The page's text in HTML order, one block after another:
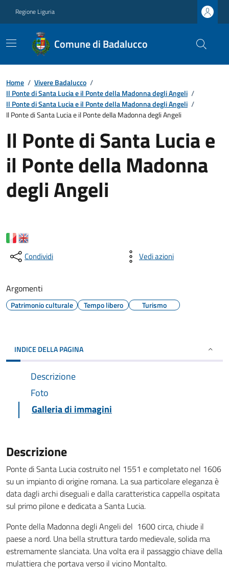
Regione Liguria
Comune di Badalucco
Home / Vivere Badalucco /
Il Ponte di Santa Lucia e il Ponte della Madonna degli Angeli /
Il Ponte di Santa Lucia e il Ponte della Madonna degli Angeli /
Il Ponte di Santa Lucia e il Ponte della Madonna degli Angeli
Il Ponte di Santa Lucia e
il Ponte della Madonna
degli Angeli
Condividi Vedi azioni
Argomenti
Patrimonio culturale Tempo libero Turismo
INDICE DELLA PAGINA
Descrizione
Foto
Galleria di immagini
Descrizione
Ponte di Santa Lucia costruito nel 1551 e completato nel 1606
su un impianto di origine romana. La sua particolare eleganza è
data dagli archi diseguali e dalla caratteristica cappella ospitata
sul primo pilone e dedicata a Santa Lucia.
Ponte della Madonna degli Angeli del 1600 circa, chiude il
paese a nord. Una bella struttura tardo medievale, solida ma
estremamente slanciata. Una volta era il passaggio chiave della
mulattiera che portava verso il vicino Montalto.